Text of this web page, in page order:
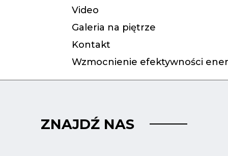
Video
Galeria na piętrze
Kontakt
Wzmocnienie efektywności
ZNAJDŹ NAS